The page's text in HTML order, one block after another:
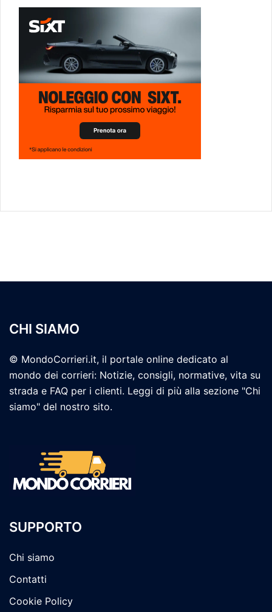
CHI SIAMO
© MondoCorrieri.it, il portale online dedicato al
mondo dei corrieri: Notizie, consigli, normative, vita su
strada e FAQ per i clienti. Leggi di più alla sezione "Chi
siamo" del nostro sito.
SUPPORTO
Chi siamo
Contatti
Cookie Policy